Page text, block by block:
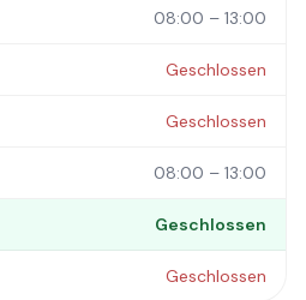
08:00 – 13:00
Geschlossen
Geschlossen
08:00 – 13:00
Geschlossen
Geschlossen